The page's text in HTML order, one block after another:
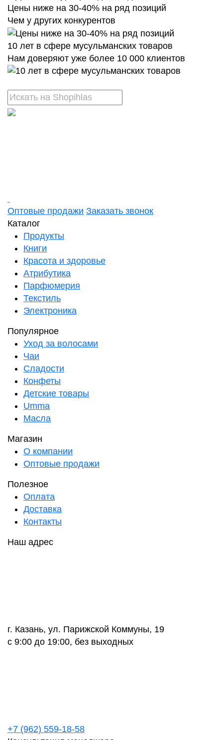
Цены ниже на 30-40% на ряд позиций
Чем у других конкурентов
10 лет в сфере мусульманских товаров
Нам доверяют уже более 10 000 клиентов
Оптовые продажи Заказать звонок
Каталог
Продукты
Книги
Красота и здоровье
Атрибутика
Парфюмерия
Текстиль
Электроника
Популярное
Уход за волосами
Чаи
Сладости
Конфеты
Детские товары
Umma
Масла
Магазин
О компании
Оптовые продажи
Полезное
Оплата
Доставка
Контакты
Наш адрес
г. Казань, ул. Парижской Коммуны, 19
с 9:00 до 19:00, без выходных
+7 (962) 559-18-58